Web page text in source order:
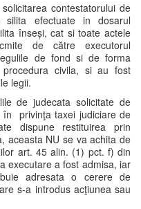
contestatorului de
efectuate in dosarul
înseși, cat si toate actele
de către executorul
de fond si de forma
civila, si au fost
legii.
de judecata solicitate de
privinţa taxei judiciare de
dispune restituirea prin
aceasta NU se va achita de
art. 45 alin. (1) pct. f) din
executare a fost admisa, iar
adresata o cerere de
s-a introdus acţiunea sau